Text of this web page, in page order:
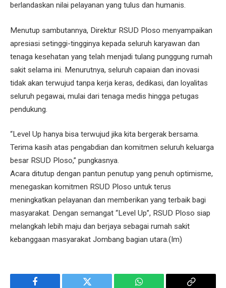
berlandaskan nilai pelayanan yang tulus dan humanis.
Menutup sambutannya, Direktur RSUD Ploso menyampaikan
apresiasi setinggi-tingginya kepada seluruh karyawan dan
tenaga kesehatan yang telah menjadi tulang punggung rumah
sakit selama ini. Menurutnya, seluruh capaian dan inovasi
tidak akan terwujud tanpa kerja keras, dedikasi, dan loyalitas
seluruh pegawai, mulai dari tenaga medis hingga petugas
pendukung.
“Level Up hanya bisa terwujud jika kita bergerak bersama.
Terima kasih atas pengabdian dan komitmen seluruh keluarga
besar RSUD Ploso,” pungkasnya.
Acara ditutup dengan pantun penutup yang penuh optimisme,
menegaskan komitmen RSUD Ploso untuk terus
meningkatkan pelayanan dan memberikan yang terbaik bagi
masyarakat. Dengan semangat “Level Up”, RSUD Ploso siap
melangkah lebih maju dan berjaya sebagai rumah sakit
kebanggaan masyarakat Jombang bagian utara.(Im)